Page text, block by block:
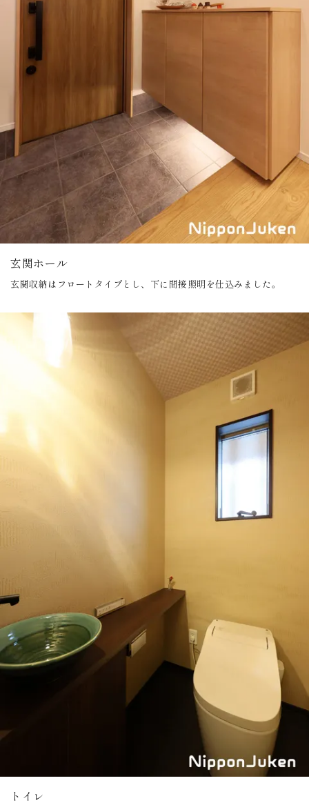
玄関ホール
玄関収納はフロートタイプとし、下に間接照明を仕込みました。
トイレ